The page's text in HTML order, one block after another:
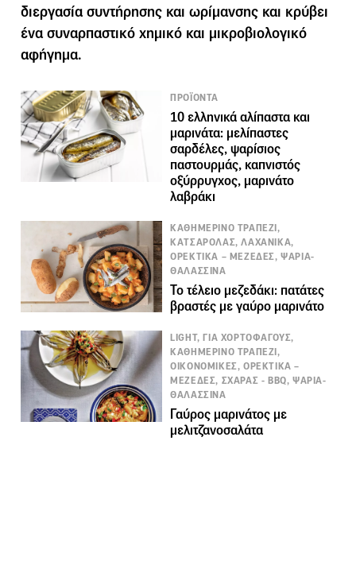
διεργασία συντήρησης και ωρίμανσης και κρύβει
ένα συναρπαστικό χημικό και μικροβιολογικό
αφήγημα.
ΠΡΟΪΟΝΤΑ
10 ελληνικά αλίπαστα και
μαρινάτα: μελίπαστες
σαρδέλες, ψαρίσιος
παστουρμάς, καπνιστός
οξύρρυγχος, μαρινάτο
λαβράκι
ΚΑΘΗΜΕΡΙΝΟ ΤΡΑΠΕΖΙ,
ΚΑΤΣΑΡΟΛΑΣ, ΛΑΧΑΝΙΚΑ,
ΟΡΕΚΤΙΚΑ – ΜΕΖΕΔΕΣ, ΨΑΡΙΑ-
ΘΑΛΑΣΣΙΝΑ
Το τέλειο μεζεδάκι: πατάτες
βραστές με γαύρο μαρινάτο
LIGHT, ΓΙΑ ΧΟΡΤΟΦΑΓΟΥΣ,
ΚΑΘΗΜΕΡΙΝΟ ΤΡΑΠΕΖΙ,
ΟΙΚΟΝΟΜΙΚΕΣ, ΟΡΕΚΤΙΚΑ –
ΜΕΖΕΔΕΣ, ΣΧΑΡΑΣ - BBQ, ΨΑΡΙΑ-
ΘΑΛΑΣΣΙΝΑ
Γαύρος μαρινάτος με
μελιτζανοσαλάτα